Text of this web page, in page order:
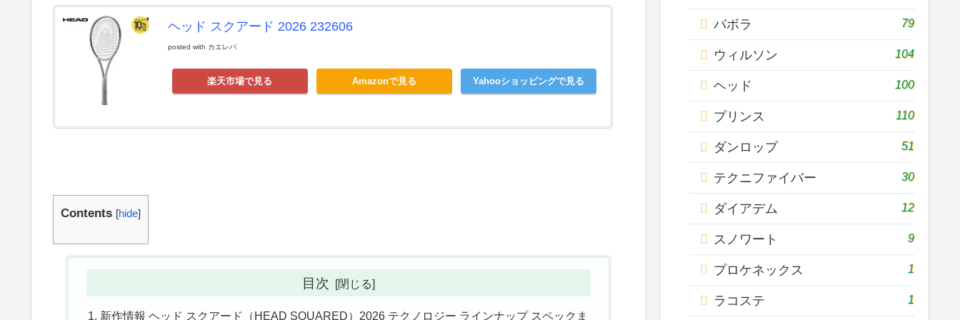
ヘッド スクアード 2026 232606
posted with カエレバ
楽天市場で見る Amazonで見る Yahooショッピングで見る
Contents [hide]
目次
新作情報 ヘッド スクアード（HEAD SQUARED）2026 テクノロジー ラインナップ スペックま
バボラ 79
ウィルソン 104
ヘッド 100
プリンス 110
ダンロップ 51
テクニファイバー 30
ダイアデム 12
スノワート 9
プロケネックス 1
ラコステ 1